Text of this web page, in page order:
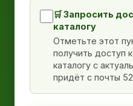
🛒 Запросить
каталогу
Отметьте этот
получить доступ
каталогу с
придёт с почты